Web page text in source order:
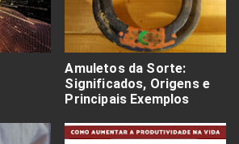
Amuletos da Sorte:
Significados, Origens e
Principais Exemplos